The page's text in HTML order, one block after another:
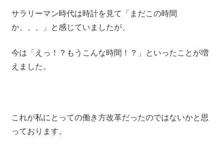
サラリーマン時代は時計を見て「まだこの時間
か、、、」と感じていましたが、
今は「えっ！？もうこんな時間！？」といったことが増
えました。
これが私にとっての働き方改革だったのではないかと思
っております。